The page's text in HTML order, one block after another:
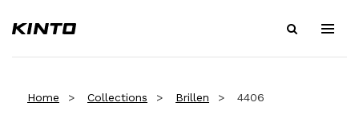
Home Collections Brillen 4406